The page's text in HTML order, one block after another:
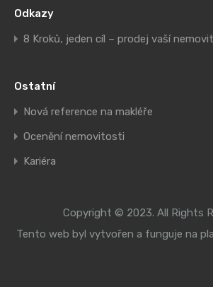
Odkazy
8 Kroků, jeden cíl – prodej vaší
Ostatní
Nová reference na makléře
Ocenění nemovitosti
Kariéra
Copyright © 2023. All Rights
Tento web byl vytvořen a funguje na